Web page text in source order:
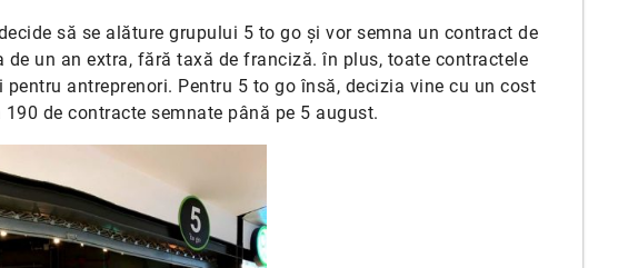
să se alăture grupului 5 to go și vor semna un contract de
un an extra, fără taxă de franciză. în plus, toate contractele
antreprenori. Pentru 5 to go însă, decizia vine cu un cost
de contracte semnate până pe 5 august.